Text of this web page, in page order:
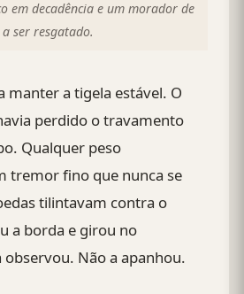
em decadência e um morador de
ser resgatado.
manter a tigela estável. O
perdido o travamento
Qualquer peso
tremor fino que nunca se
tilintavam contra o
a borda e girou no
observou. Não a apanhou.